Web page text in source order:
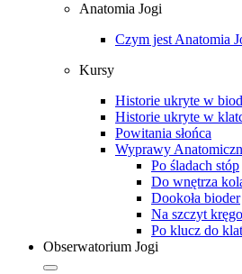
Anatomia Jogi
Czym jest Anatomia
Kursy
Historie ukryte w
Historie ukryte w
Powitania słońca
Wyprawy
Po śladach stóp
Do wnętrza
Dookoła bioder
Na szczyt
Po klucz do
Obserwatorium Jogi